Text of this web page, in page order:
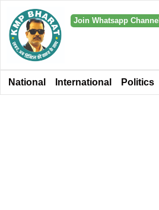
Join Whatsapp Channel
National International Politics